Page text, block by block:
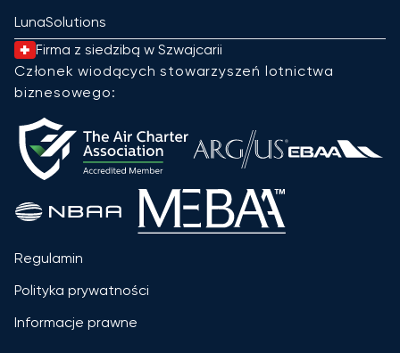
LunaSolutions
Firma z siedzibą w Szwajcarii
Członek wiodących stowarzyszeń lotnictwa
biznesowego:
Regulamin
Polityka prywatności
Informacje prawne